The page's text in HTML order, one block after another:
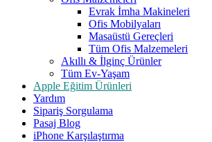
Evrak İmha Makineleri
Ofis Mobilyaları
Masaüstü Gereçleri
Tüm Ofis Malzemeleri
Akıllı & İlginç Ürünler
Tüm Ev-Yaşam
Apple Eğitim Ürünleri
Yardım
Sipariş Sorgulama
Pasaj Blog
iPhone Karşılaştırma